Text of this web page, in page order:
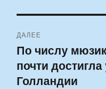
ДАЛЕЕ
Следующая
запись:
По числу
почти
Голландии